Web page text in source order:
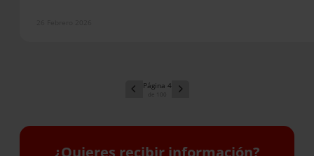
4
¿Quieres recibir información?